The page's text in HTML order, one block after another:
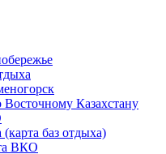
Восточному Казахстану
баз отдыха)
ВКО